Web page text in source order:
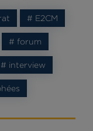
# E2CM
# forum
# interview